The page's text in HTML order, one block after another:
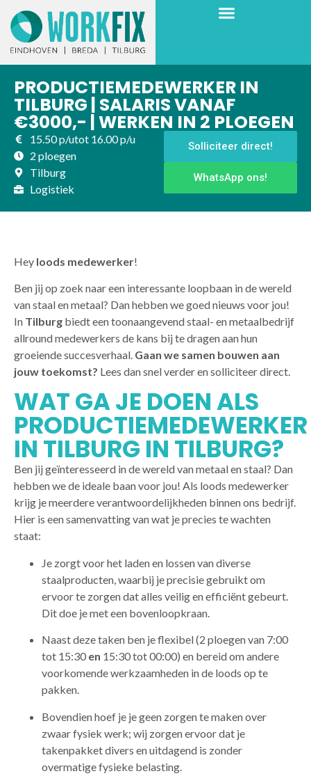
PRODUCTIEMEDEWERKER IN
TILBURG | SALARIS VANAF
€3000,- | WERKEN IN 2 PLOEGEN
15.50 p/utot 16.00 p/u
2 ploegen
Tilburg
Logistiek
Solliciteer direct!
WhatsApp ons!
Hey loods medewerker!
Ben jij op zoek naar een interessante loopbaan in de wereld
van staal en metaal? Dan hebben we goed nieuws voor jou!
In Tilburg biedt een toonaangevend staal- en metaalbedrijf
allround medewerkers de kans bij te dragen aan hun
groeiende succesverhaal. Gaan we samen bouwen aan
jouw toekomst? Lees dan snel verder en solliciteer direct.
WAT GA JE DOEN ALS
PRODUCTIEMEDEWERKER
IN TILBURG IN TILBURG?
Ben jij geïnteresseerd in de wereld van metaal en staal? Dan
hebben we de ideale baan voor jou! Als loods medewerker
krijg je meerdere verantwoordelijkheden binnen ons bedrijf.
Hier is een samenvatting van wat je precies te wachten
staat:
Je zorgt voor het laden en lossen van diverse
staalproducten, waarbij je precisie gebruikt om
ervoor te zorgen dat alles veilig en efficiënt gebeurt.
Dit doe je met een bovenloopkraan.
Naast deze taken ben je flexibel (2 ploegen van 7:00
tot 15:30 en 15:30 tot 00:00) en bereid om andere
voorkomende werkzaamheden in de loods op te
pakken.
Bovendien hoef je je geen zorgen te maken over
zwaar fysiek werk; wij zorgen ervoor dat je
takenpakket divers en uitdagend is zonder
overmatige fysieke belasting.